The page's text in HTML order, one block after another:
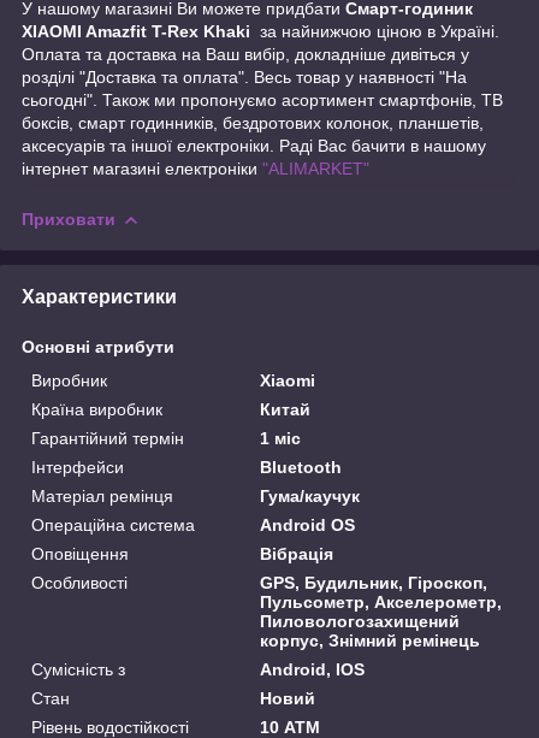
У нашому магазині Ви можете придбати Смарт-годиник
XIAOMI Amazfit T-Rex Khaki за найнижчою ціною в Україні.
Оплата та доставка на Ваш вибір, докладніше дивіться у
розділі "Доставка та оплата". Весь товар у наявності "На
сьогодні". Також ми пропонуємо асортимент смартфонів, ТВ
боксів, смарт годинників, бездротових колонок, планшетів,
аксесуарів та іншої електроніки. Раді Вас бачити в нашому
інтернет магазині електроніки "ALIMARKET"
Приховати
Характеристики
Основні атрибути
Виробник
Xiaomi
Країна виробник
Китай
Гарантійний термін
1 міс
Інтерфейси
Bluetooth
Матеріал ремінця
Гума/каучук
Операційна система
Android OS
Оповіщення
Вібрація
Особливості
GPS, Будильник, Гіроскоп,
Пульсометр, Акселерометр,
Пиловологозахищений
корпус, Знімний ремінець
Сумісність з
Android, IOS
Стан
Новий
Рівень водостійкості
10 АТМ